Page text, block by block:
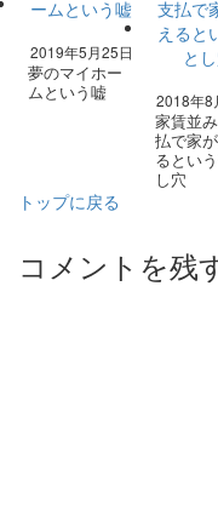
2019年5月25日
夢のマイホー
ムという嘘
2018年8
家賃並
払で家
るとい
し穴
トップに戻る
コメントを残